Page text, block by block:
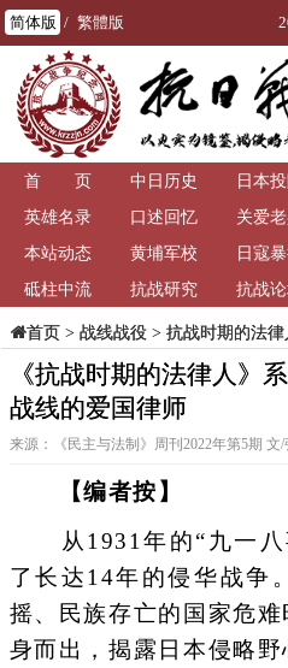
简体版 / 繁體版
首 页 中日历史 日本
英雄名录
口述回忆 关爱
本站动态
黄埔军校 日寇
砥柱中流
抗战研究 抗战
首页> 战线战役> 抗战时期的法律
《抗战时期的法律人》
战线的爱国律师
来源：《民主与法制》周刊2022年第5期 文
【编者按】
从1931年的“九一八
了长达14年的侵华战争
摇、民族存亡的国家危
身而出，揭露日本侵略